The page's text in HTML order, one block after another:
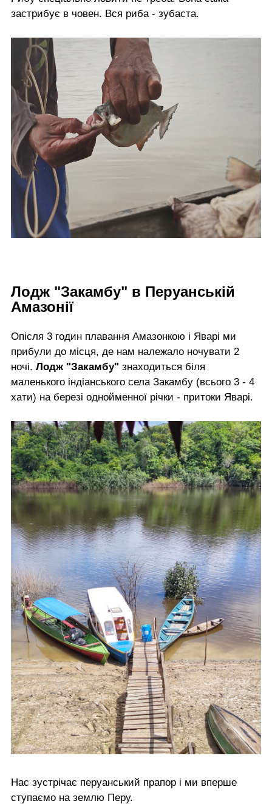
застрибує в човен. Вся риба - зубаста.
Лодж "Закамбу" в Перуанській
Амазонії
Опісля 3 годин плавання Амазонкою і Яварі ми
прибули до місця, де нам належало ночувати 2
ночі. Лодж "Закамбу" знаходиться біля
маленького індіанського села Закамбу (всього 3 - 4
хати) на березі однойменної річки - притоки Яварі.
Нас зустрічає перуанський прапор і ми вперше
ступаємо на землю Перу.